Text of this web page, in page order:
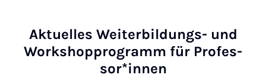
Ak­tu­el­les Wei­ter­bil­dungs- und
Work­shop­pro­gramm für Pro­fes­
sor*in­nen